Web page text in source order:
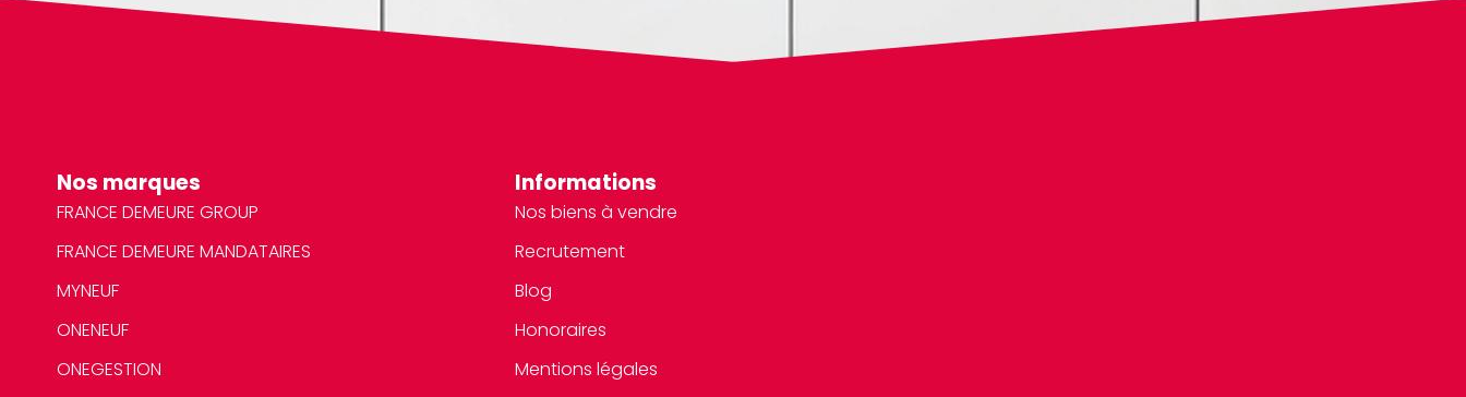
Nos marques
FRANCE DEMEURE GROUP
FRANCE DEMEURE MANDATAIRES
MYNEUF
ONENEUF
ONEGESTION
Informations
Nos biens à vendre
Recrutement
Blog
Honoraires
Mentions légales